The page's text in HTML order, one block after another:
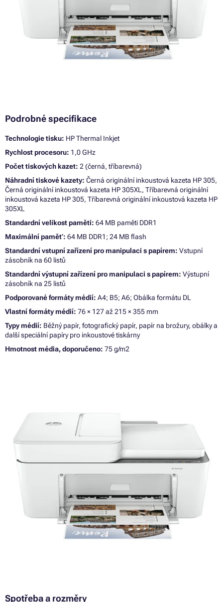
Podrobné specifikace
Technologie tisku: HP Thermal Inkjet
Rychlost procesoru: 1,0 GHz
Počet tiskových kazet: 2 (černá, tříbarevná)
Náhradní tiskové kazety: Černá originální inkoustová kazeta HP 305,
Černá originální inkoustová kazeta HP 305XL, Tříbarevná originální
inkoustová kazeta HP 305, Tříbarevná originální inkoustová kazeta HP
305XL
Standardní velikost paměti: 64 MB paměti DDR1
Maximální paměť: 64 MB DDR1; 24 MB flash
Standardní vstupní zařízení pro manipulaci s papírem: Vstupní
zásobník na 60 listů
Standardní výstupní zařízení pro manipulaci s papírem: Výstupní
zásobník na 25 listů
Podporované formáty médií: A4; B5; A6; Obálka formátu DL
Vlastní formáty médií: 76 × 127 až 215 × 355 mm
Typy médií: Běžný papír, fotografický papír, papír na brožury, obálky a
další speciální papíry pro inkoustové tiskárny
Hmotnost média, doporučeno: 75 g/m2
Spotřeba a rozměry